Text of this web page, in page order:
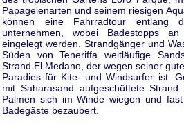
Papageienarten und seinem riesigen
können eine Fahrradtour entlang
unternehmen, wobei Badestopps
eingelegt werden. Strandgänger und
Süden von Teneriffa weitläufige
Strand El Medano, der wegen seiner
Paradies für Kite- und Windsurfer ist.
mit Saharasand aufgeschüttete
Palmen sich im Winde wiegen und
Badegäste bezaubert.